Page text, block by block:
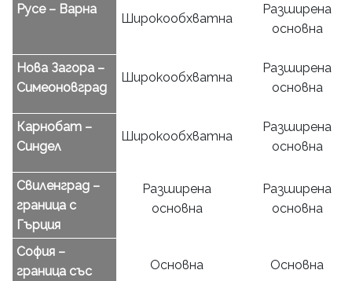
Русе – Варна
Широкообхватна
Разширена
основна
Нова Загора –
Симеоновград
Широкообхватна
Разширена
основна
Карнобат –
Синдел
Широкообхватна
Разширена
основна
Свиленград –
граница с
Гърция
Разширена
основна
Разширена
основна
София –
граница със
Основна Основна